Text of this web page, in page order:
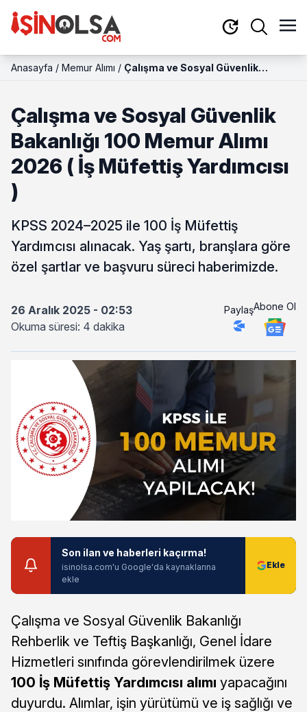
Anasayfa / Memur Alımı / Çalışma ve Sosyal Güvenlik
Çalışma ve Sosyal Güvenlik
Bakanlığı 100 Memur Alımı
2026 ( İş Müfettiş Yardımcısı
)
KPSS 2024–2025 ile 100 İş Müfettiş
Yardımcısı alınacak. Yaş şartı, branşlara göre
özel şartlar ve başvuru süreci haberimizde.
26 Aralık 2025 - 02:53
Okuma süresi: 4 dakika
PaylaşAbone Ol
Son ilan ve haberleri kaçırma!
isinolsa.com'u Google'da kaynaklarına
ekle
Çalışma ve Sosyal Güvenlik Bakanlığı
Rehberlik ve Teftiş Başkanlığı, Genel İdare
Hizmetleri sınıfında görevlendirilmek üzere
100 İş Müfettiş Yardımcısı alımı yapacağını
duyurdu. Alımlar, işin yürütümü ve iş sağlığı ve